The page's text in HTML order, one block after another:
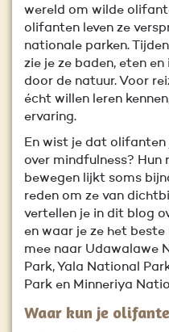
wereld om wilde
olifanten leven ze
nationale parken.
zie je ze baden, eten
door de natuur. Voor
écht willen leren
ervaring.
En wist je dat olifanten
over mindfulness? Hun
bewegen lijkt soms
reden om ze van
vertellen je in dit blog
en waar je ze het
mee naar Udawalawe
Park, Yala National
Park en Minneriya
Waar kun je